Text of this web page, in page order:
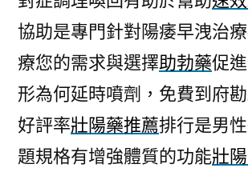
協助是專門針對陽痿早洩治
療您的需求與選擇助勃藥促
形為何延時噴劑，免費到府
好評率壯陽藥推薦排行是男
題規格有增強體質的功能壯